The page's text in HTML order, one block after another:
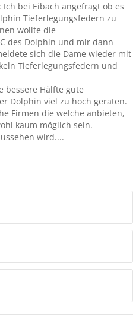
bei Eibach angefragt ob es
Tieferlegungsfedern zu
wollte die
des Dolphin und mir dann
sich die Dame wieder mit
Tieferlegungsfedern und
bessere Hälfte gute
Dolphin viel zu hoch geraten.
Firmen die welche anbieten,
kaum möglich sein.
wird....